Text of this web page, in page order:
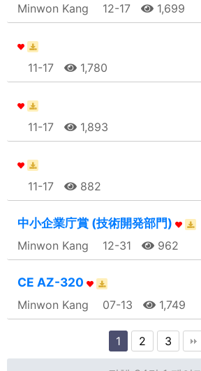
Minwon Kang 12-17 1,699
11-17 1,780
11-17 1,893
11-17 882
中小企業庁賞 (技術開発部門)
Minwon Kang 12-31 962
CE AZ-320
Minwon Kang 07-13 1,749
1 2 3